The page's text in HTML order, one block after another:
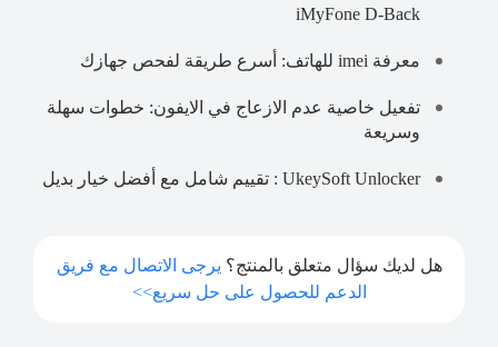
iMyFone D-Back
معرفة imei للهاتف: أسرع طريقة لفحص جهازك
تفعيل خاصية عدم الازعاج في الايفون: خطوات سهلة
وسريعة
UkeySoft Unlocker : تقييم شامل مع أفضل خيار بديل
هل لديك سؤال متعلق بالمنتج؟ يرجى الاتصال مع فريق
الدعم للحصول على حل سريع>>